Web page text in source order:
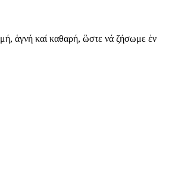
ἁγνή καί καθαρή, ὣστε νά ζήσωμε ἐν